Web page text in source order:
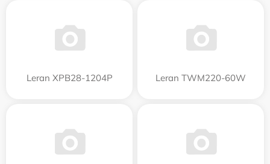
Leran XPB28-1204P Leran TWM220-60W